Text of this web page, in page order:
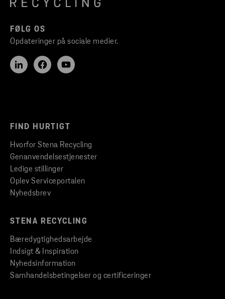
FØLG OS
Opdateringer på sociale medier.
FIND HURTIGT
Hvorfor Stena Recycling
Genanvendelsestjenester
Ledige stillinger
Oplev Serviceportalen
Nyhedsbrev
STENA RECYCLING
Bæredygtighedsarbejde
Indsigt & Inspiration
Nyhedsinformation
Samhandelsbetingelser og certificeringer